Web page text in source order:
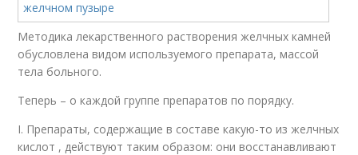
Методика лекарственного растворения желчных камней
обусловлена видом используемого препарата, массой
тела больного.
Теперь – о каждой группе препаратов по порядку.
I. Препараты, содержащие в составе какую-то из желчных
кислот , действуют таким образом: они восстанавливают